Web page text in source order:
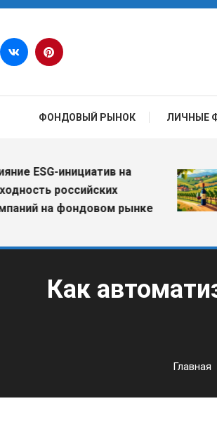
Перейти к содержимому
ФОНДОВЫЙ РЫНОК ЛИЧНЫЕ
ESG-инициатив на
российских
на фондовом рынке
Как
Главная